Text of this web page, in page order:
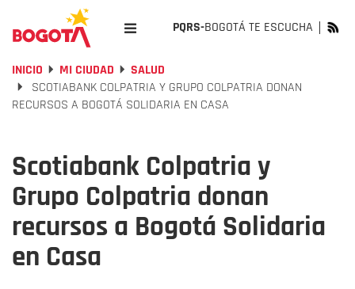
PQRS-BOGOTÁ TE ESCUCHA
INICIO MI CIUDAD
SALUD
SCOTIABANK COLPATRIA Y GRUPO COLPATRIA DONAN
RECURSOS A BOGOTÁ SOLIDARIA EN CASA
Scotiabank Colpatria y
Grupo Colpatria donan
recursos a Bogotá Solidaria
en Casa